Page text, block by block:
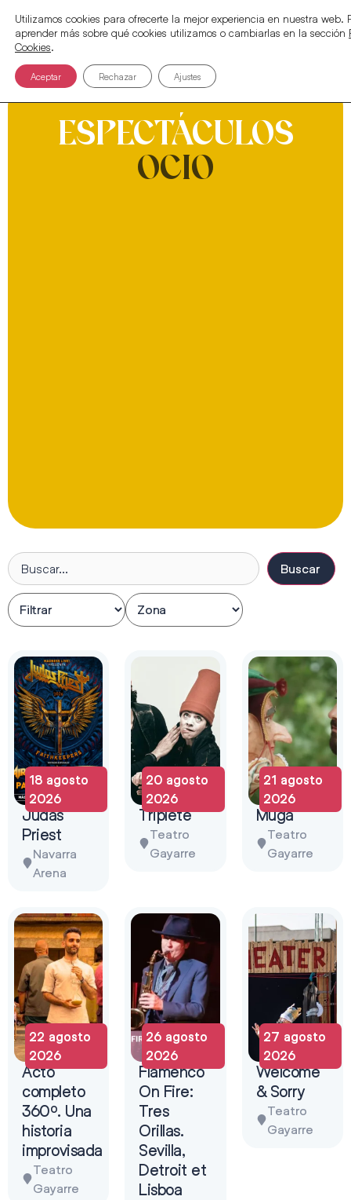
ESPECTÁCULOS
OCIO
Buscar
18 agosto
2026
Judas
Priest
Navarra
Arena
20 agosto
2026
Triplete
Teatro
Gayarre
21 agosto
2026
Muga
Teatro
Gayarre
22 agosto
2026
Acto
completo
360º. Una
historia
improvisada
Teatro
Gayarre
26 agosto
2026
Flamenco
On Fire:
Tres
Orillas.
Sevilla,
Detroit et
Lisboa
27 agosto
2026
Welcome
& Sorry
Teatro
Gayarre
Utilizamos cookies para ofrecerte la mejor experiencia en nuestra web.
aprender más sobre qué cookies utilizamos o cambiarlas en la sección
Cookies.
Aceptar Rechazar Ajustes